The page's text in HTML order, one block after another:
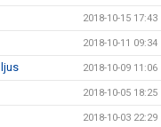
2018-10-15 17:43
2018-10-11 09:34
2018-10-09 11:06
2018-10-05 18:25
2018-10-03 22:29